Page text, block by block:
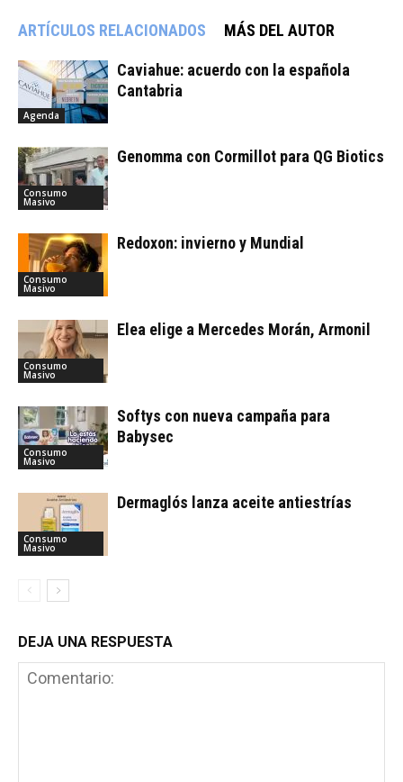
ARTÍCULOS RELACIONADOS MÁS DEL AUTOR
Agenda
Caviahue: acuerdo con la española
Cantabria
Consumo
Masivo
Genomma con Cormillot para QG Biotics
Consumo
Masivo
Redoxon: invierno y Mundial
Consumo
Masivo
Elea elige a Mercedes Morán, Armonil
Consumo
Masivo
Softys con nueva campaña para
Babysec
Consumo
Masivo
Dermaglós lanza aceite antiestrías
DEJA UNA RESPUESTA